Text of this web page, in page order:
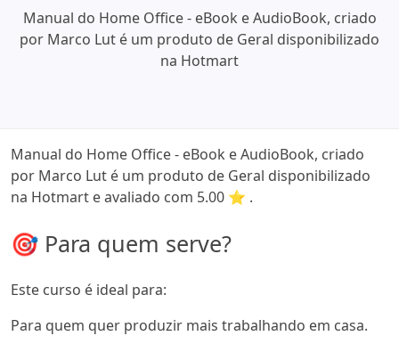
Manual do Home Office - eBook e AudioBook, criado
por Marco Lut é um produto de Geral disponibilizado
na Hotmart
Manual do Home Office - eBook e AudioBook, criado
por Marco Lut é um produto de Geral disponibilizado
na Hotmart e avaliado com 5.00 ⭐ .
🎯 Para quem serve?
Este curso é ideal para:
Para quem quer produzir mais trabalhando em casa.